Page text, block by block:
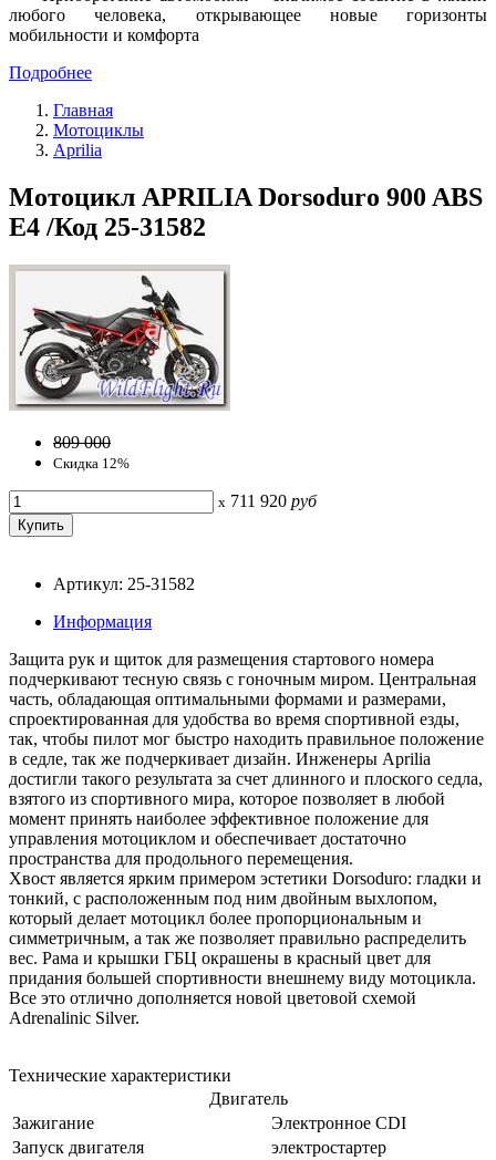
любого человека, открывающее новые горизонты
мобильности и комфорта
Подробнее
Главная
Мотоциклы
Aprilia
Мотоцикл APRILIA Dorsoduro 900 ABS
E4 /Код 25-31582
809 000
Скидка 12%
x 711 920 руб
Артикул: 25-31582
Информация
Защита рук и щиток для размещения стартового номера
подчеркивают тесную связь с гоночным миром. Центральная
часть, обладающая оптимальными формами и размерами,
спроектированная для удобства во время спортивной езды,
так, чтобы пилот мог быстро находить правильное положение
в седле, так же подчеркивает дизайн. Инженеры Aprilia
достигли такого результата за счет длинного и плоского седла,
взятого из спортивного мира, которое позволяет в любой
момент принять наиболее эффективное положение для
управления мотоциклом и обеспечивает достаточно
пространства для продольного перемещения.
Хвост является ярким примером эстетики Dorsoduro: гладки и
тонкий, с расположенным под ним двойным выхлопом,
который делает мотоцикл более пропорциональным и
симметричным, а так же позволяет правильно распределить
вес. Рама и крышки ГБЦ окрашены в красный цвет для
придания большей спортивности внешнему виду мотоцикла.
Все это отлично дополняется новой цветовой схемой
Adrenalinic Silver.
Технические характеристики
Двигатель
Зажигание
Электронное CDI
Запуск двигателя
электростартер